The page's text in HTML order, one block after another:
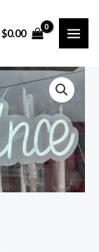
$0.00